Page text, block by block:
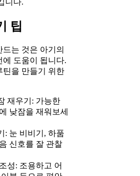
팁
는 것은 아기의
에 도움이 됩니다.
틴을 만들기 위한
재우기: 가능한
낮잠을 재워보세
: 눈 비비기, 하품
신호를 잘 관찰
성: 조용하고 어